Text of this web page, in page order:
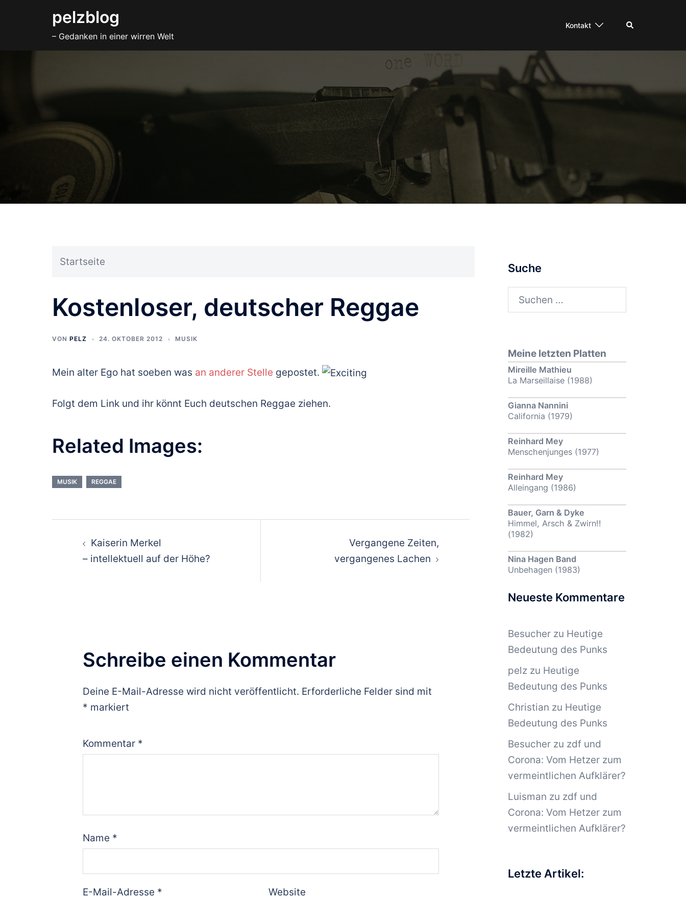
pelzblog
– Gedanken in einer wirren Welt
Kontakt Suche
Startseite
Kostenloser, deutscher Reggae
VON PELZ 24. OKTOBER 2012 MUSIK
Mein alter Ego hat soeben was an anderer Stelle gepostet.
Folgt dem Link und ihr könnt Euch deutschen Reggae ziehen.
Related Images:
MUSIK REGGAE
Beitragsnavigation
Kaiserin Merkel
– intellektuell auf der Höhe?
Vergangene Zeiten,
vergangenes Lachen
Schreibe einen Kommentar
Deine E-Mail-Adresse wird nicht veröffentlicht. Erforderliche Felder sind mit
* markiert
Kommentar *
Name *
E-Mail-Adresse * Website
Suche
Suchen
nach:
Meine letzten Platten
Mireille Mathieu
La Marseillaise (1988)
Gianna Nannini
California (1979)
Reinhard Mey
Menschenjunges (1977)
Reinhard Mey
Alleingang (1986)
Bauer, Garn & Dyke
Himmel, Arsch & Zwirn!!
(1982)
Nina Hagen Band
Unbehagen (1983)
Neueste Kommentare
Besucherzu Heutige
Bedeutung des Punks
pelzzu Heutige
Bedeutung des Punks
Christian zu Heutige
Bedeutung des Punks
Besucherzu zdf und
Corona: Vom Hetzer zum
vermeintlichen Aufklärer?
Luisman zu zdf und
Corona: Vom Hetzer zum
vermeintlichen Aufklärer?
Letzte Artikel: